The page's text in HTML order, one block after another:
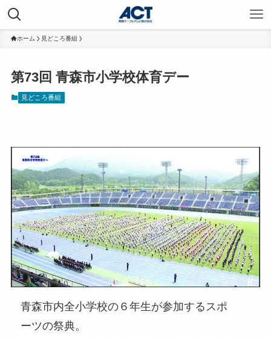
ホーム 見どころ番組
第73回 青森市小学校体育デー
見どころ番組
青森市内全小学校の６年生が参加するスポ
ーツの祭典。